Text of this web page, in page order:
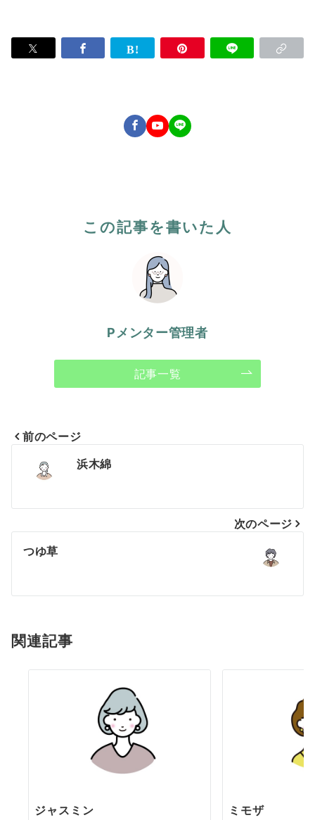
この記事を書いた人
Pメンター管理者
記事一覧
ナ
ビ
ー
ョ
ン
前のページ
浜木綿
次のページ
つゆ草
関連記事
ジャスミン ミモザ